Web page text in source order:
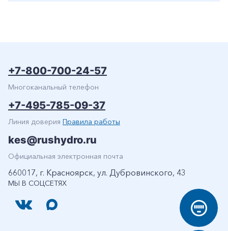
МЫ В СОЦСЕТЯХ
+7-800-700-24-57
Многоканальный телефон
+7-495-785-09-37
Линия доверия Правила работы
kes@rushydro.ru
Официальная электронная почта
660017, г. Красноярск, ул. Дубровинского, 43